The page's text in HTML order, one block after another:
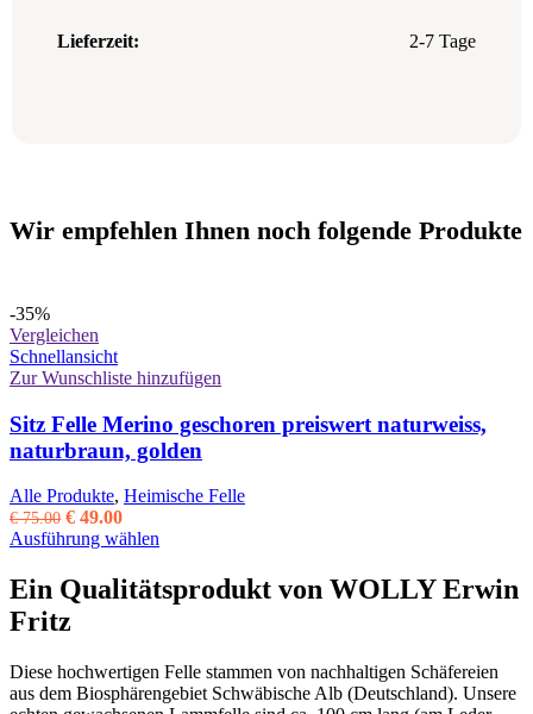
Lieferzeit: 2-7 Tage
Wir empfehlen Ihnen noch folgende Produkte
-35%
Vergleichen
Schnellansicht
Zur Wunschliste hinzufügen
Sitz Felle Merino geschoren preiswert naturweiss,
naturbraun, golden
Alle Produkte, Heimische Felle
€75.00 Ursprünglicher
Preis
€ 75.00
€ 49.00Aktueller
Preis
€ 49.00.
Ausführung wählen
weist
mehrere
Die
Optionen
können
Ein Qualitätsprodukt von WOLLY Erwin
Fritz
Diese hochwertigen Felle stammen von nachhaltigen Schäfereien
aus dem Biosphärengebiet Schwäbische Alb (Deutschland). Unsere